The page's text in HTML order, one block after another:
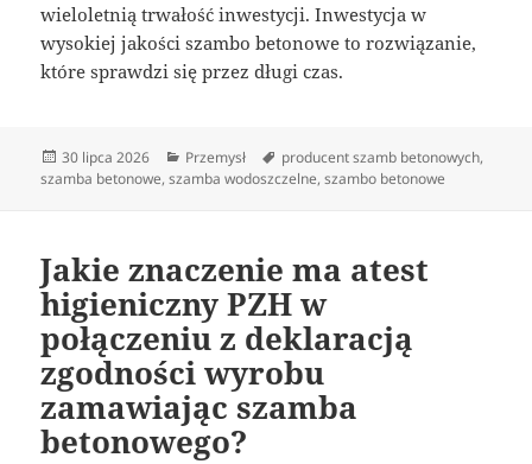
wieloletnią trwałość inwestycji. Inwestycja w
wysokiej jakości szambo betonowe to rozwiązanie,
które sprawdzi się przez długi czas.
Data
publikacji
30 lipca 2026 Kategorie
Przemysł Tagi
producent szamb betonowych,
szamba betonowe,szamba wodoszczelne,szambo betonowe
Jakie znaczenie ma atest
higieniczny PZH w
połączeniu z deklaracją
zgodności wyrobu
zamawiając szamba
betonowego?